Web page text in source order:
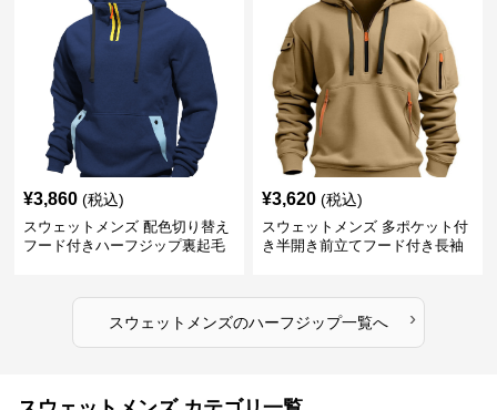
¥3,860 (税込)
スウェットメンズ 配色切り替え
フード付きハーフジップ裏起毛
¥3,620 (税込)
スウェットメンズ 多ポケット付
き半開き前立てフード付き長袖
スウェットメンズのハーフジップ一覧へ ›